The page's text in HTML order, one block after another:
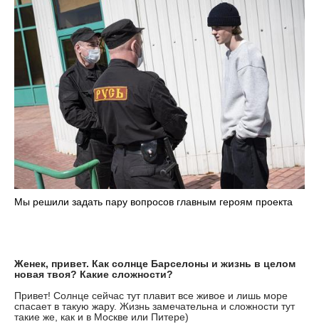
Мы решили задать пару вопросов главным героям проекта
Женек, привет. Как солнце Барселоны и жизнь в целом
новая твоя? Какие сложности?
Привет! Солнце сейчас тут плавит все живое и лишь море
спасает в такую жару. Жизнь замечательна и сложности тут
такие же, как и в Москве или Питере)